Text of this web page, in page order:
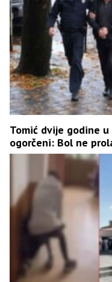
Tomić dvije godine
ogorčeni: Bol ne